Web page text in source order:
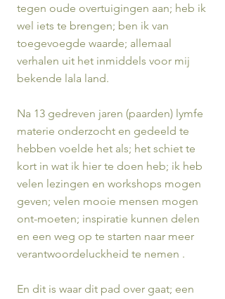
tegen oude overtuigingen aan; heb ik
wel iets te brengen; ben ik van
toegevoegde waarde; allemaal
verhalen uit het inmiddels voor mij
bekende lala land.
Na 13 gedreven jaren (paarden) lymfe
materie onderzocht en gedeeld te
hebben voelde het als; het schiet te
kort in wat ik hier te doen heb; ik heb
velen lezingen en workshops mogen
geven; velen mooie mensen mogen
ont-moeten; inspiratie kunnen delen
en een weg op te starten naar meer
verantwoordeluckheid te nemen .
En dit is waar dit pad over gaat; een